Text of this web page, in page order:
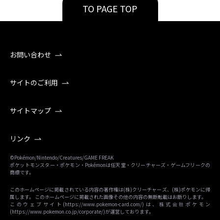
TO PAGE TOP
お問い合わせ
サイトのご利用
サイトマップ
リンク
©Pokémon/Nintendo/Creatures/GAME FREAK
ポケットモンスター・ポケモン・Pokémonは任天堂・クリーチャーズ・ゲームフリークの
商標です。
このホームページに掲載されている内容の著作権は(株)クリーチャーズ、(株)ポケモンに帰
属します。 このホームページに掲載された画像その他の内容の無断転載はお断りします。
このウェブサイト(https://www.pokemon-card.com/)は、株式会社ポケモン
(https://www.pokemon.co.jp/corporate/)が運営しております。